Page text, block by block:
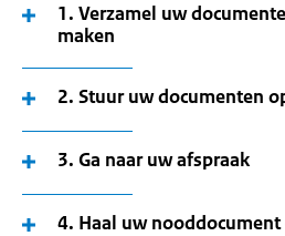
1. Verzamel uw
maken
2. Stuur uw documenten
3. Ga naar uw afspraak
4. Haal uw nooddocument